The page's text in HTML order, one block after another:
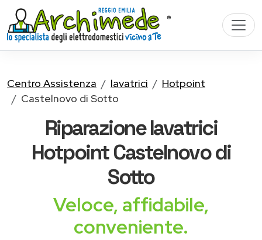
Centro Assistenza lavatrici
Hotpoint
Castelnovo di Sotto
Riparazionelavatrici
HotpointCastelnovo di
Sotto
Veloce, affidabile,
conveniente.